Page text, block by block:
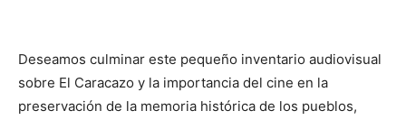
Deseamos culminar este pequeño inventario audiovisual
sobre El Caracazo y la importancia del cine en la
preservación de la memoria histórica de los pueblos,